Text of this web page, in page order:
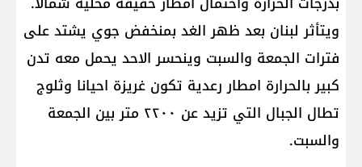
ويتأثر لبنان بعد ظهر الغد بمنخفض جوي يشتد على
فترات الجمعة والسبت وينحسر الاحد يحمل معه تدن
كبير بالحرارة امطار رعدية تكون غريزة احيانا وثلوج
تطال الجبال التي تزيد عن ٢٢٠٠ متر بين الجمعة
والسبت.